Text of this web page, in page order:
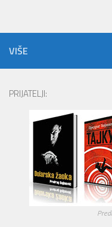
VIŠE
PRIJATELJI: